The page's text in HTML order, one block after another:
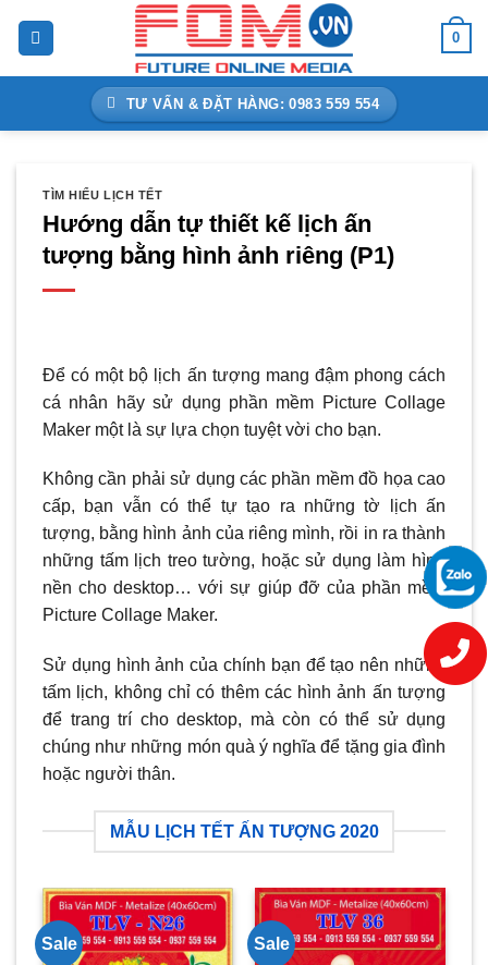
0
TƯ VẤN & ĐẶT HÀNG: 0983 559 554
TÌM HIỂU LỊCH TẾT
Hướng dẫn tự thiết kế lịch ấn
tượng bằng hình ảnh riêng (P1)
Để có một bộ lịch ấn tượng mang đậm phong cách
cá nhân hãy sử dụng phần mềm Picture Collage
Maker một là sự lựa chọn tuyệt vời cho bạn.
Không cần phải sử dụng các phần mềm đồ họa cao
cấp, bạn vẫn có thể tự tạo ra những tờ lịch ấn
tượng, bằng hình ảnh của riêng mình, rồi in ra thành
những tấm lịch treo tường, hoặc sử dụng làm hình
nền cho desktop… với sự giúp đỡ của phần mềm
Picture Collage Maker.
Sử dụng hình ảnh của chính bạn để tạo nên những
tấm lịch, không chỉ có thêm các hình ảnh ấn tượng
để trang trí cho desktop, mà còn có thể sử dụng
chúng như những món quà ý nghĩa để tặng gia đình
hoặc người thân.
MẪU LỊCH TẾT ẤN TƯỢNG 2020
Sale Sale